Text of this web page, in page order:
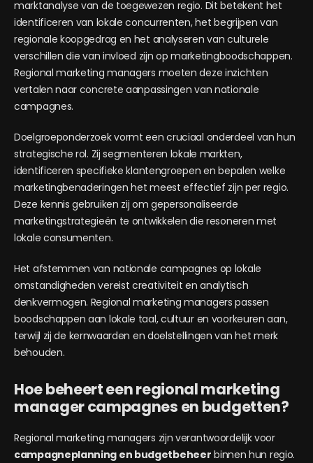
marktanalyse van de toegewezen regio. Dit betekent het
identificeren van lokale concurrenten, het begrijpen van
regionale koopgedrag en het analyseren van culturele
verschillen die van invloed zijn op marketingboodschappen.
Regional marketing managers moeten deze inzichten
vertalen naar concrete aanpassingen van nationale
campagnes.
Doelgroeponderzoek vormt een cruciaal onderdeel van hun
strategische rol. Zij segmenteren lokale markten,
identificeren specifieke klantengroepen en bepalen welke
marketingbenaderingen het meest effectief zijn per regio.
Deze kennis gebruiken zij om gepersonaliseerde
marketingstrategieën te ontwikkelen die resoneren met
lokale consumenten.
Het afstemmen van nationale campagnes op lokale
omstandigheden vereist creativiteit en analytisch
denkvermogen. Regional marketing managers passen
boodschappen aan lokale taal, cultuur en voorkeuren aan,
terwijl zij de kernwaarden en doelstellingen van het merk
behouden.
Hoe beheert een regional marketing
manager campagnes en budgetten?
Regional marketing managers zijn verantwoordelijk voor
campagneplanning en budgetbeheer binnen hun regio.